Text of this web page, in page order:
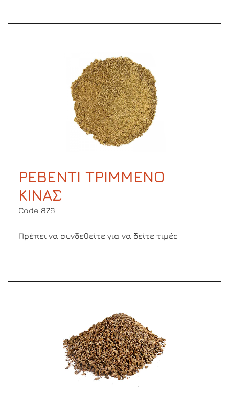
ΡΕΒΕΝΤΙ ΤΡΙΜΜΕΝΟ
ΚΙΝΑΣ
Code 876
Πρέπει να συνδεθείτε για να δείτε τιμές